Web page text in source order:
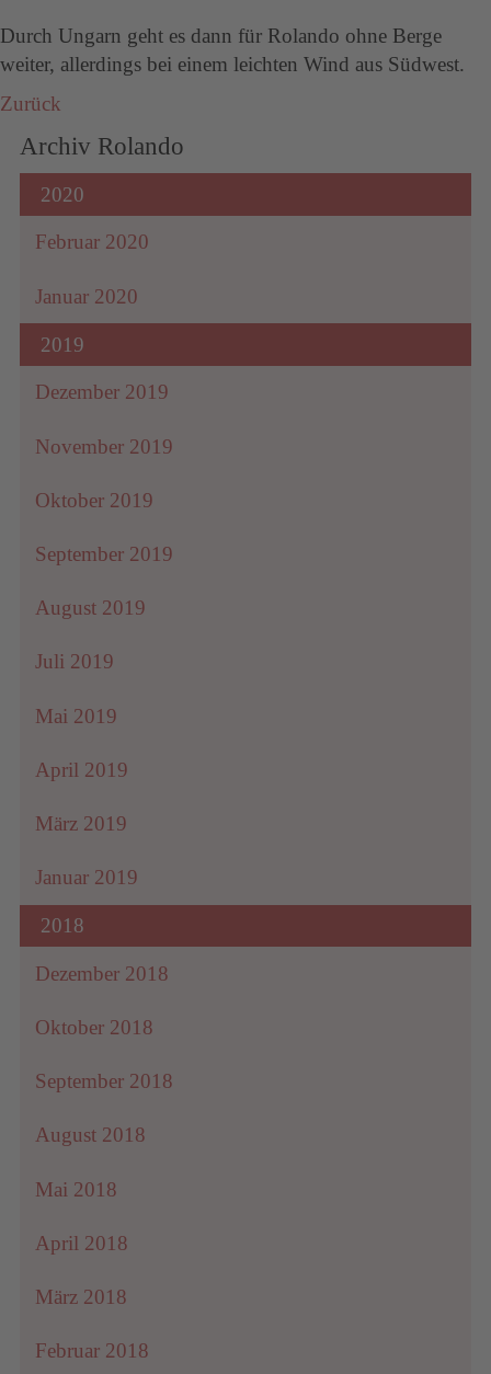
Durch Ungarn geht es dann für Rolando ohne Berge
weiter, allerdings bei einem leichten Wind aus Südwest.
Zurück
Archiv Rolando
2020
Februar 2020
Januar 2020
2019
Dezember 2019
November 2019
Oktober 2019
September 2019
August 2019
Juli 2019
Mai 2019
April 2019
März 2019
Januar 2019
2018
Dezember 2018
Oktober 2018
September 2018
August 2018
Mai 2018
April 2018
März 2018
Februar 2018